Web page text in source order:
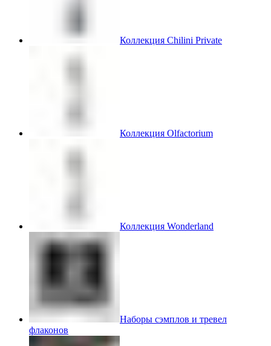
Коллекция Chilini Private
Коллекция Olfactorium
Коллекция Wonderland
Наборы сэмплов и тревел
флаконов